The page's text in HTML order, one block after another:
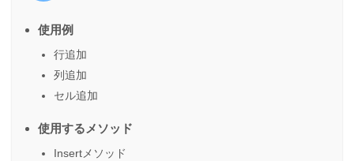
使用例
行追加
列追加
セル追加
使用するメソッド
Insertメソッド